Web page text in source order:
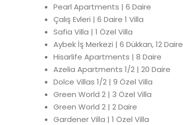
Pearl Apartments | 6 Daire
Çalış Evleri | 6 Daire 1 Villa
Safia Villa | 1 Özel Villa
Aybek İş Merkezi | 6 Dükkan, 12 Daire
Hisarlife Apartments | 8 Daire
Azelia Apartments 1/2 | 20 Daire
Dolce Villas 1/2 | 9 Özel Villa
Green World 2 | 3 Özel Villa
Green World 2 | 2 Daire
Gardener Villa | 1 Özel Villa